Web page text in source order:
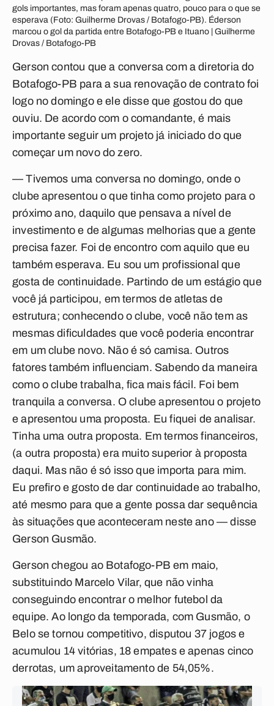
gols importantes, mas foram apenas quatro, pouco para o que se
esperava (Foto: Guilherme Drovas / Botafogo-PB). Éderson
marcou o gol da partida entre Botafogo-PB e Ituano | Guilherme
Drovas / Botafogo-PB
Gerson contou que a conversa com a diretoria do
Botafogo-PB para a sua renovação de contrato foi
logo no domingo e ele disse que gostou do que
ouviu. De acordo com o comandante, é mais
importante seguir um projeto já iniciado do que
começar um novo do zero.
— Tivemos uma conversa no domingo, onde o
clube apresentou o que tinha como projeto para o
próximo ano, daquilo que pensava a nível de
investimento e de algumas melhorias que a gente
precisa fazer. Foi de encontro com aquilo que eu
também esperava. Eu sou um profissional que
gosta de continuidade. Partindo de um estágio que
você já participou, em termos de atletas de
estrutura; conhecendo o clube, você não tem as
mesmas dificuldades que você poderia encontrar
em um clube novo. Não é só camisa. Outros
fatores também influenciam. Sabendo da maneira
como o clube trabalha, fica mais fácil. Foi bem
tranquila a conversa. O clube apresentou o projeto
e apresentou uma proposta. Eu fiquei de analisar.
Tinha uma outra proposta. Em termos financeiros,
(a outra proposta) era muito superior à proposta
daqui. Mas não é só isso que importa para mim.
Eu prefiro e gosto de dar continuidade ao trabalho,
até mesmo para que a gente possa dar sequência
às situações que aconteceram neste ano — disse
Gerson Gusmão.
Gerson chegou ao Botafogo-PB em maio,
substituindo Marcelo Vilar, que não vinha
conseguindo encontrar o melhor futebol da
equipe. Ao longo da temporada, com Gusmão, o
Belo se tornou competitivo, disputou 37 jogos e
acumulou 14 vitórias, 18 empates e apenas cinco
derrotas, um aproveitamento de 54,05%.